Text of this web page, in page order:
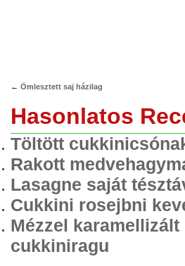
← Ömlesztett saj házilag
Hasonlatos
Töltött
Rakott
Lasagne saját
Cukkini rosejbni
Mézzel karamellizált
cukkiniragu